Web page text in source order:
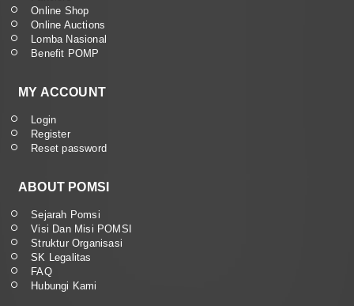
Online Shop
Online Auctions
Lomba Nasional
Benefit POMP
MY ACCOUNT
Login
Register
Reset password
ABOUT POMSI
Sejarah Pomsi
Visi Dan Misi POMSI
Struktur Organisasi
SK Legalitas
FAQ
Hubungi Kami